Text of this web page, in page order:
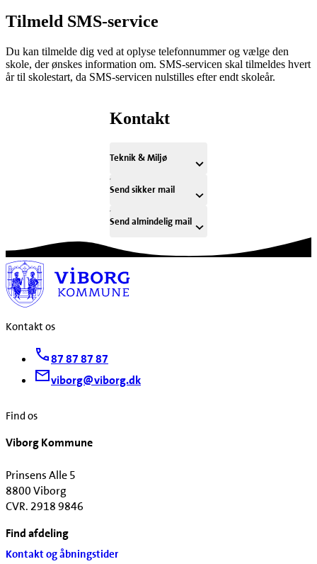
Tilmeld SMS-service
Du kan tilmelde dig ved at oplyse telefonnummer og vælge den
skole, der ønskes information om. SMS-servicen skal tilmeldes hvert
år til skolestart, da SMS-servicen nulstilles efter endt skoleår.
Kontakt
Teknik & Miljø
Send sikker mail
Send almindelig mail
Kontakt os
87 87 87 87
viborg@viborg.dk
Find os
Viborg Kommune
Prinsens Alle 5
8800 Viborg
CVR. 2918 9846
Find afdeling
Kontakt og åbningstider